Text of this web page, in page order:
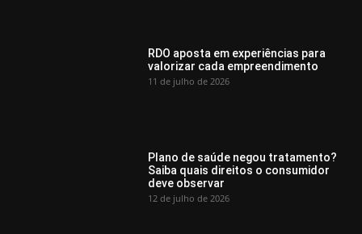
RDO aposta em experiências para
valorizar cada empreendimento
11 de julho de 2026
Plano de saúde negou tratamento?
Saiba quais direitos o consumidor
deve observar
12 de julho de 2026